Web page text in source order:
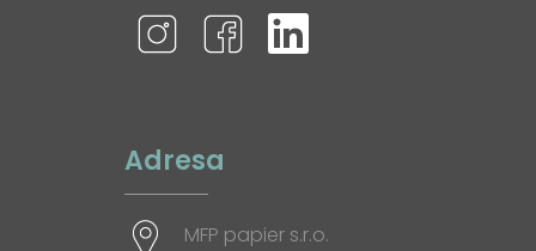
Adresa
MFP papier s.r.o.